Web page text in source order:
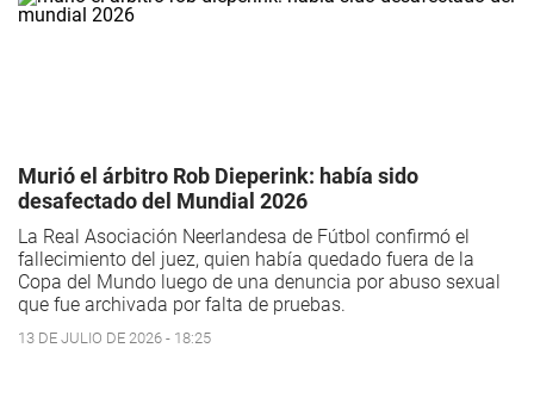
Murió el árbitro Rob Dieperink: había sido
desafectado del Mundial 2026
La Real Asociación Neerlandesa de Fútbol confirmó el
fallecimiento del juez, quien había quedado fuera de la
Copa del Mundo luego de una denuncia por abuso sexual
que fue archivada por falta de pruebas.
13 DE JULIO DE 2026 - 18:25